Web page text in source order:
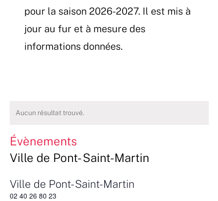
pour la saison 2026-2027. Il est mis à
jour au fur et à mesure des
informations données.
Aucun résultat trouvé.
Évènements
Ville de Pont- Saint-Martin
Ville de Pont- Saint-Martin
02 40 26 80 23